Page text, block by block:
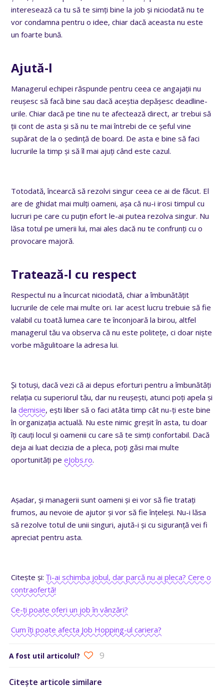
interesează ca tu să te simți bine la job și niciodată nu te
vor condamna pentru o idee, chiar dacă aceasta nu este
un foarte bună.
Ajută-l
Managerul echipei răspunde pentru ceea ce angajații nu
reușesc să facă bine sau dacă aceștia depășesc deadline-
urile. Chiar dacă pe tine nu te afectează direct, ar trebui să
ții cont de asta și să nu te mai întrebi de ce șeful vine
supărat de la o ședință de board. De asta e bine să faci
lucrurile la timp și să îl mai ajuți când este cazul.
Totodată, încearcă să rezolvi singur ceea ce ai de făcut. El
are de ghidat mai mulți oameni, așa că nu-i irosi timpul cu
lucruri pe care cu puțin efort le-ai putea rezolva singur. Nu
lăsa totul pe umerii lui, mai ales dacă nu te confrunți cu o
provocare majoră.
Tratează-l cu respect
Respectul nu a încurcat niciodată, chiar a îmbunătățit
lucrurile de cele mai multe ori. Iar acest lucru trebuie să fie
valabil cu toată lumea care te înconjoară la birou, altfel
managerul tău va observa că nu este politețe, ci doar niște
vorbe măgulitoare la adresa lui.
Și totuși, dacă vezi că ai depus eforturi pentru a îmbunătăți
relația cu superiorul tău, dar nu reușești, atunci poți apela și
lademisie, ești liber să o faci atâta timp cât nu-ți este bine
în organizația actuală. Nu este nimic greșit în asta, tu doar
îți cauți locul și oamenii cu care să te simți confortabil. Dacă
deja ai luat decizia de a pleca, poți găsi mai multe
oportunități peeJobs.ro.
Așadar, și managerii sunt oameni și ei vor să fie tratați
frumos, au nevoie de ajutor și vor să fie înțeleși. Nu-i lăsa
să rezolve totul de unii singuri, ajută-i și cu siguranță vei fi
apreciat pentru asta.
Citește și:Ți-ai schimba jobul, dar parcă nu ai pleca? Cere o
contraofertă!
Ce-ți poate oferi un job în vânzări?
Cum îți poate afecta Job Hopping-ul cariera?
A fost util articolul? 9
Citește articole similare